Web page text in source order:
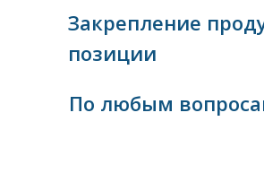
Закрепление
позиции
По любым